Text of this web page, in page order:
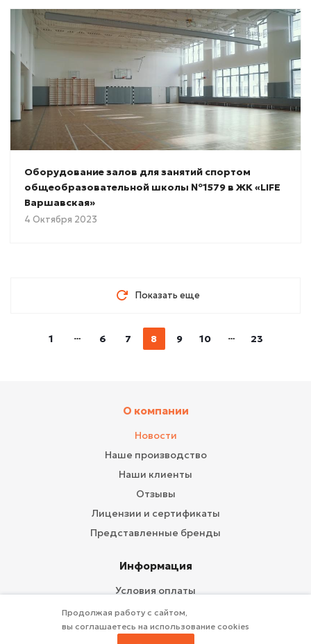
Оборудование залов для занятий спортом
общеобразовательной школы №1579 в ЖК «LIFE
Варшавская»
4 Октября 2023
Показать еще
1 6 7 8 9 10 23
О компании
Новости
Наше производство
Наши клиенты
Отзывы
Лицензии и сертификаты
Представленные бренды
Информация
Условия оплаты
Условия доставки
Гарантия на товар
Продолжая работу с сайтом,
вы соглашаетесь на использование cookies